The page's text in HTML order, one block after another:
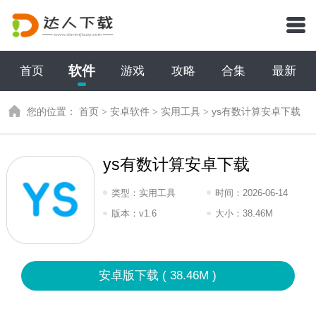
首页 软件 游戏 攻略 合集 最新
您的位置：首页 >安卓软件 > 实用工具 >ys有数计算安卓下载
ys有数计算安卓下载
类型： 实用工具 时间： 2026-06-14
12:2026
版本：v1.6 大小： 38.46M
安卓版下载 ( 38.46M )